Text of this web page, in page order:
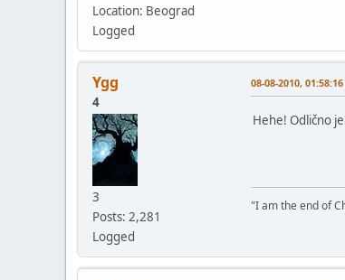
Location: Beograd
Logged
Ygg
4
3
Posts: 2,281
Logged
08-08-2010, 01:58:16
Hehe! Odlično
"I am the end of